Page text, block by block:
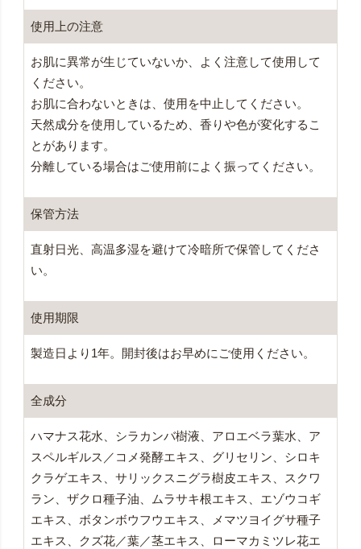
使用上の注意
お肌に異常が生じていないか、よく注意して使用して
ください。
お肌に合わないときは、使用を中止してください。
天然成分を使用しているため、香りや色が変化するこ
とがあります。
分離している場合はご使用前によく振ってください。
保管方法
直射日光、高温多湿を避けて冷暗所で保管してくださ
い。
使用期限
製造日より1年。開封後はお早めにご使用ください。
全成分
ハマナス花水、シラカンバ樹液、アロエベラ葉水、ア
スペルギルス／コメ発酵エキス、グリセリン、シロキ
クラゲエキス、サリックスニグラ樹皮エキス、スクワ
ラン、ザクロ種子油、ムラサキ根エキス、エゾウコギ
エキス、ボタンボウフウエキス、メマツヨイグサ種子
エキス、クズ花／葉／茎エキス、ローマカミツレ花エ